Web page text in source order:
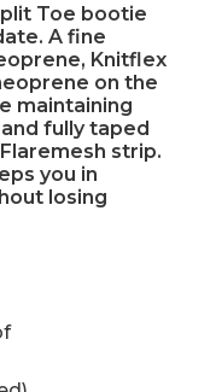
Toe bootie
A fine
Knitflex
on the
maintaining
fully taped
strip.
you in
losing